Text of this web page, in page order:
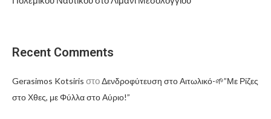
Recent Comments
Gerasimos Kotsiris στοΔενδροφύτευση στο Αιτωλικό-🌱”Με Ρίζες
στο Χθες, με Φύλλα στο Αύριο!”